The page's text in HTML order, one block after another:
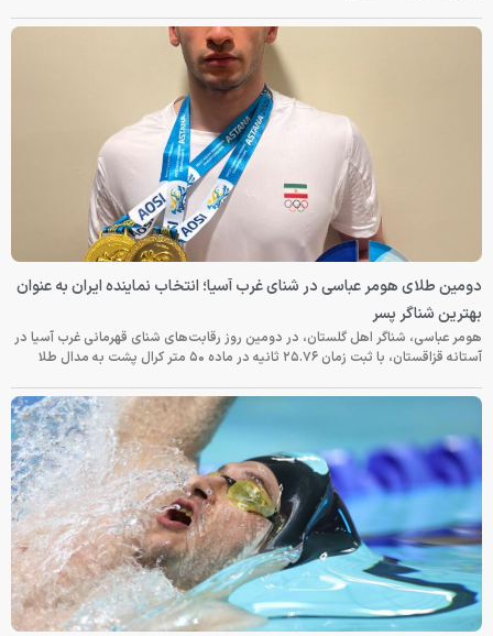
دومین طلای هومر عباسی در شنای غرب آسیا؛ انتخاب نماینده ایران به عنوان
بهترین شناگر پسر
هومر عباسی، شناگر اهل گلستان، در دومین روز رقابت‌های شنای قهرمانی غرب آسیا در
آستانه قزاقستان، با ثبت زمان ۲۵.۷۶ ثانیه در ماده ۵۰ متر کرال پشت به مدال طلا